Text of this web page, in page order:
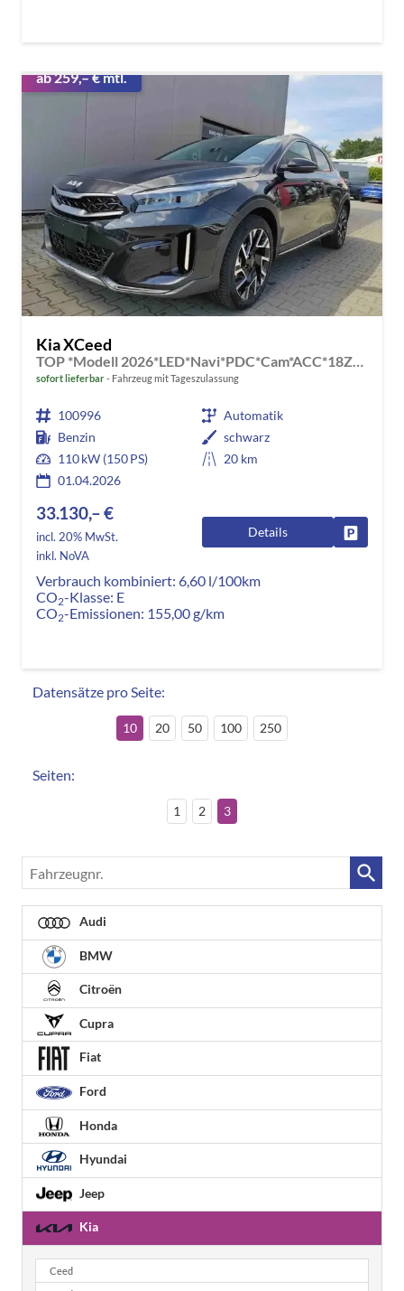
ab 259,– € mtl.
Kia XCeed
TOP *Modell 2026*LED*Navi*PDC*Cam*ACC*18Zoll*
sofort lieferbar Fahrzeug mit Tageszulassung
100996
Automatik
Benzin
schwarz
110 kW (150 PS)
20 km
01.04.2026
33.130,– €
incl. 20% MwSt.
inkl. NoVA
Details
Verbrauch kombiniert: 6,60 l/100km
CO2-Klasse: E
CO2-Emissionen: 155,00 g/km
Datensätze pro Seite:
10 20 50 100 250
Seiten:
1 2 3
Fahrzeugnr.
Audi
BMW
Citroën
Cupra
Fiat
Ford
Honda
Hyundai
Jeep
Kia
Ceed